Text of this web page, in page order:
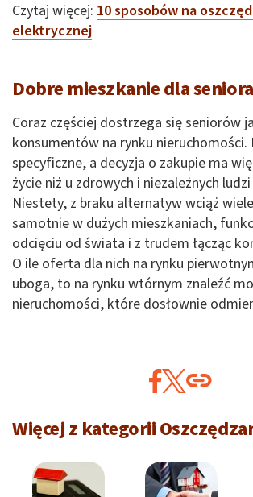
Czytaj więcej: 10 sposobów na
elektrycznej
Dobre mieszkanie dla seniora
Coraz częściej dostrzega się seniorów
konsumentów na rynku nieruchomości.
specyficzne, a decyzja o zakupie ma
życie niż u zdrowych i niezależnych
Niestety, z braku alternatyw wciąż
samotnie w dużych mieszkaniach,
odcięciu od świata i z trudem łącząc
O ile oferta dla nich na rynku
uboga, to na rynku wtórnym znaleźć
nieruchomości, które dosłownie
Więcej z kategorii